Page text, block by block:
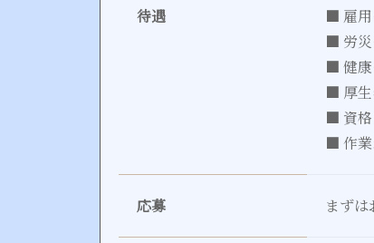
待遇
■ 雇
■ 労
■ 健
■ 厚
■ 資
■ 作
応募 まず